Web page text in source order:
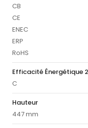
CB
CE
ENEC
ERP
RoHS
Efficacité Énergétique
C
Hauteur
447 mm